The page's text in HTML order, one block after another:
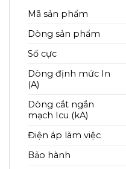
Mã sản phẩm
Dòng sản phẩm
Số cực
Dòng định mức In
(A)
Dòng cắt ngắn
mạch Icu (kA)
Điện áp làm việc
Bảo hành